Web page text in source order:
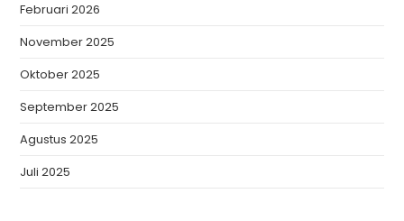
Februari 2026
November 2025
Oktober 2025
September 2025
Agustus 2025
Juli 2025